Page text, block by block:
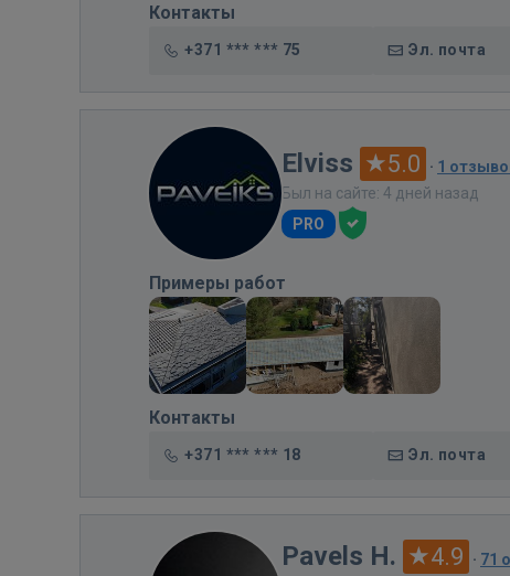
Контакты
+371 *** *** 75 Эл. почта
Elviss 5.0 · 1
Был на сайте: 4 дней назад
PRO
Примеры работ
Контакты
+371 *** *** 18 Эл. почта
Pavels H. 4.9 · 71